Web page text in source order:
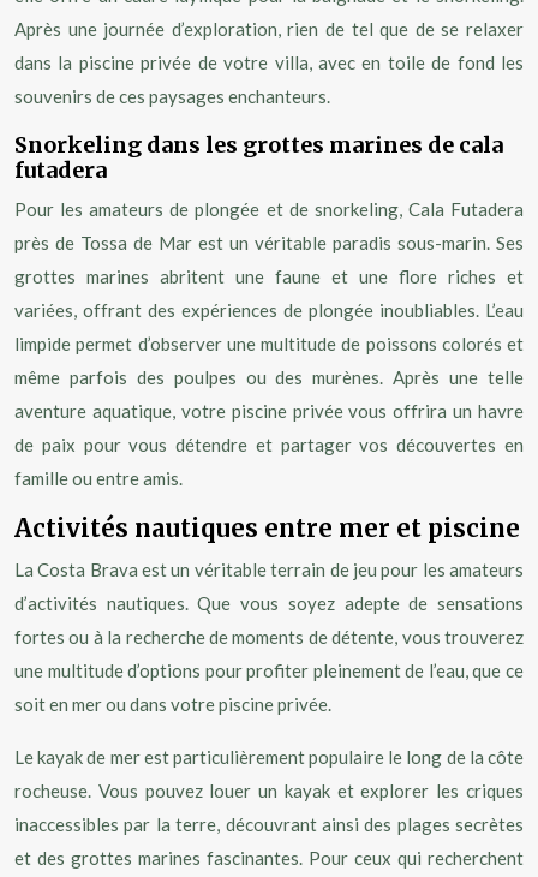
Après une journée d’exploration, rien de tel que de se relaxer
dans la piscine privée de votre villa, avec en toile de fond les
souvenirs de ces paysages enchanteurs.
Snorkeling dans les grottes marines de cala
futadera
Pour les amateurs de plongée et de snorkeling, Cala Futadera
près de Tossa de Mar est un véritable paradis sous-marin. Ses
grottes marines abritent une faune et une flore riches et
variées, offrant des expériences de plongée inoubliables. L’eau
limpide permet d’observer une multitude de poissons colorés et
même parfois des poulpes ou des murènes. Après une telle
aventure aquatique, votre piscine privée vous offrira un havre
de paix pour vous détendre et partager vos découvertes en
famille ou entre amis.
Activités nautiques entre mer et piscine
La Costa Brava est un véritable terrain de jeu pour les amateurs
d’activités nautiques. Que vous soyez adepte de sensations
fortes ou à la recherche de moments de détente, vous trouverez
une multitude d’options pour profiter pleinement de l’eau, que ce
soit en mer ou dans votre piscine privée.
Le kayak de mer est particulièrement populaire le long de la côte
rocheuse. Vous pouvez louer un kayak et explorer les criques
inaccessibles par la terre, découvrant ainsi des plages secrètes
et des grottes marines fascinantes. Pour ceux qui recherchent